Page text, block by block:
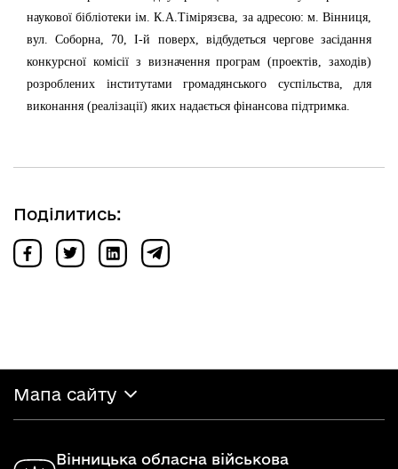
наукової бібліотеки ім. К.А.Тімірязєва, за адресою: м. Вінниця,
вул. Соборна, 70, І-й поверх, відбудеться чергове засідання
конкурсної комісії з визначення програм (проектів, заходів)
розроблених інститутами громадянського суспільства, для
виконання (реалізації) яких надається фінансова підтримка.
Поділитись:
Мапа сайту
Вінницька обласна військова